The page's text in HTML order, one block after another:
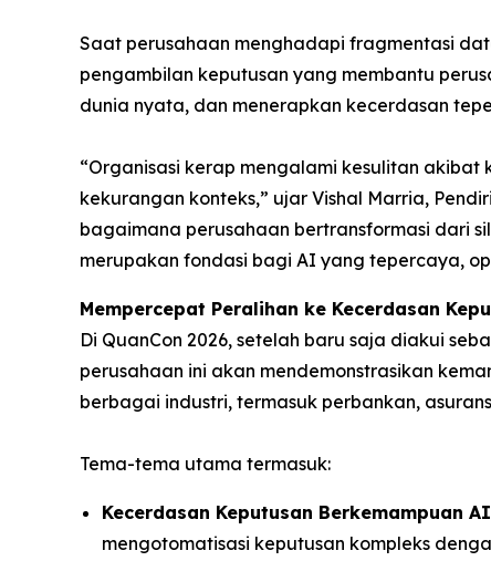
Saat perusahaan menghadapi fragmentasi
pengambilan keputusan yang membantu
dunia nyata, dan menerapkan kecerdasan
“Organisasi kerap mengalami kesulitan
kekurangan konteks,” ujar Vishal Marria,
bagaimana perusahaan bertransformasi dari
merupakan fondasi bagi AI yang tepercaya,
Mempercepat Peralihan ke Kecerdasan
Di QuanCon 2026, setelah baru saja diakui
perusahaan ini akan mendemonstrasikan
berbagai industri, termasuk perbankan,
Tema-tema utama termasuk:
Kecerdasan Keputusan Berkemampuan
mengotomatisasi keputusan kompleks